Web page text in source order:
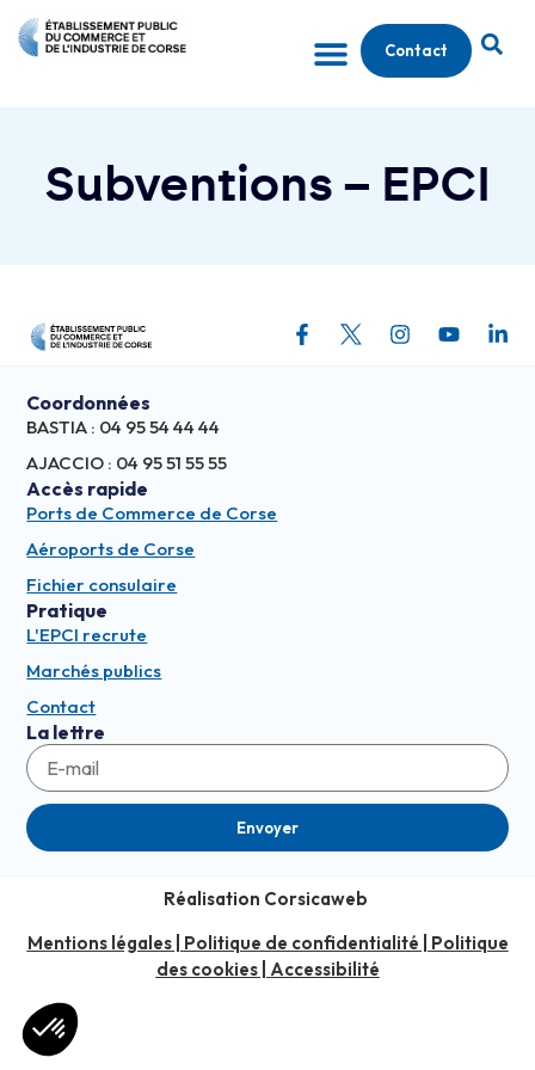
Contact
Subventions – EPCI
Coordonnées
BASTIA : 04 95 54 44 44
AJACCIO : 04 95 51 55 55
Accès rapide
Ports de Commerce de Corse
Aéroports de Corse
Fichier consulaire
Pratique
L'EPCI recrute
Marchés publics
Contact
La lettre
Envoyer
Réalisation Corsicaweb
Mentions légales| Politique de confidentialité
Politique
des cookies| Accessibilité